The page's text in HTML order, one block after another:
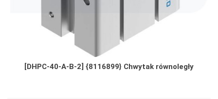
[DHPC-40-A-B-2] {8116899} Chwytak równoległy